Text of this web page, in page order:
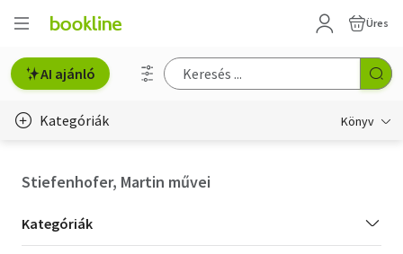
Üres
AI ajánló
Kategóriák Könyv
Stiefenhofer, Martin művei
Kategória
szűrés
Kategóriák